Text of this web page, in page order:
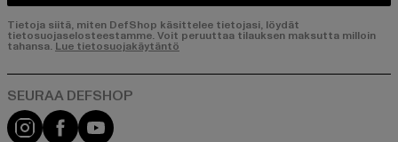
Tietoja siitä, miten DefShop käsittelee tietojasi, löydät
tietosuojaselosteestamme. Voit peruuttaa tilauksen maksutta milloin
tahansa. Lue tietosuojakäytäntö
Visit our Instagram page:
Visit our Facebook page:
Visit our YouTube channel: